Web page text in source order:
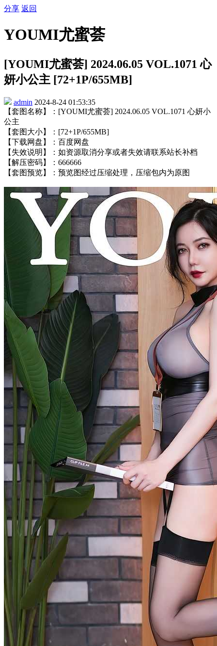
分享 返回
YOUMI尤蜜荟
[YOUMI尤蜜荟] 2024.06.05 VOL.1071 心
妍小公主 [72+1P/655MB]
admin 2024-8-24 01:53:35
【套图名称】：[YOUMI尤蜜荟] 2024.06.05 VOL.1071 心妍小
公主
【套图大小】：[72+1P/655MB]
【下载网盘】：百度网盘
【失效说明】：如资源取消分享或者失效请联系站长补档
【解压密码】：666666
【套图预览】：预览图经过压缩处理，压缩包内为原图